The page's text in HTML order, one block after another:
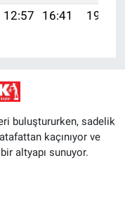
12:57 16:41 19:42
buluştururken, sadelik
kaçınıyor ve
altyapı sunuyor.